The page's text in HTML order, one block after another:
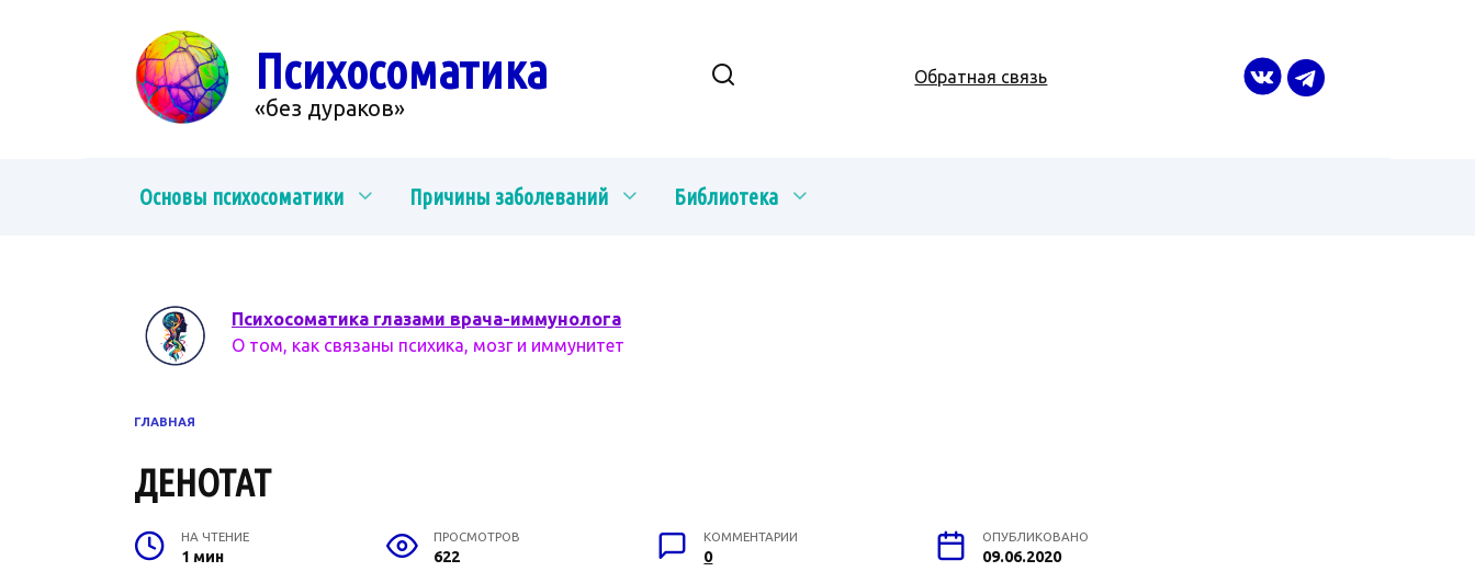
Психосоматика
«без дураков»
Обратная связь
Основы психосоматики Причины заболеваний Библиотека
Психосоматика глазами врача-иммунолога
О том, как связаны психика, мозг и иммунитет
ГЛАВНАЯ
ДЕНОТАТ
НА ЧТЕНИЕ
1 мин
ПРОСМОТРОВ
622
КОММЕНТАРИИ
0
ОПУБЛИКОВАНО
09.06.2020